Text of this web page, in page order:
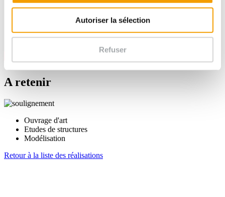
Autoriser la sélection
Refuser
A retenir
Ouvrage d'art
Etudes de structures
Modélisation
Retour à la liste des réalisations